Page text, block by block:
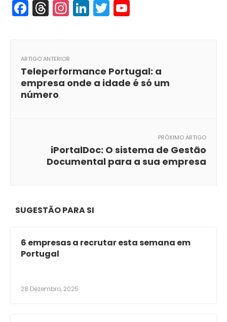
Facebook
Threads
Instagram
LinkedIn
Twitter
ARTIGO ANTERIOR
Teleperformance Portugal: a
empresa onde a idade é só um
número
PRÓXIMO ARTIGO
iPortalDoc: O sistema de Gestão
Documental para a sua empresa
SUGESTÃO PARA SI
6 empresas a recrutar esta semana em
Portugal
28 Dezembro, 2025